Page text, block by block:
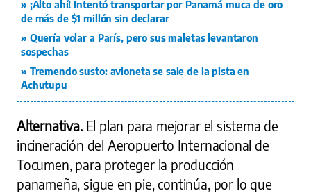
¡Alto ahí! Intentó transportar por Panamá muca de oro
de más de $1 millón sin declarar
Quería volar a París, pero sus maletas levantaron
sospechas
Tremendo susto: avioneta se sale de la pista en
Achutupu
Alternativa. El plan para mejorar el sistema de
incineración del Aeropuerto Internacional de
Tocumen, para proteger la producción
panameña, sigue en pie, continúa, por lo que